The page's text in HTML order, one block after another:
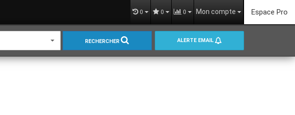
0 0 0 Mon compte Espace Pro
RECHERCHER ALERTE EMAIL